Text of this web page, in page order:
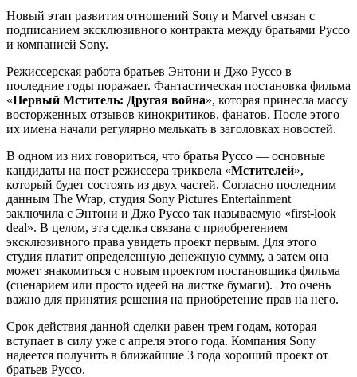
Новый этап развития отношений Sony и Marvel связан с
подписанием эксклюзивного контракта между братьями Руссо
и компанией Sony.
Режиссерская работа братьев Энтони и Джо Руссо в
последние годы поражает. Фантастическая постановка фильма
«Первый Мститель: Другая война», которая принесла массу
восторженных отзывов кинокритиков, фанатов. После этого
их имена начали регулярно мелькать в заголовках новостей.
В одном из них говориться, что братья Руссо — основные
кандидаты на пост режиссера триквела «Мстителей»,
который будет состоять из двух частей. Согласно последним
данным The Wrap, студия Sony Pictures Entertainment
заключила с Энтони и Джо Руссо так называемую «first-look
deal». В целом, эта сделка связана с приобретением
эксклюзивного права увидеть проект первым. Для этого
студия платит определенную денежную сумму, а затем она
может знакомиться с новым проектом постановщика фильма
(сценарием или просто идеей на листке бумаги). Это очень
важно для принятия решения на приобретение прав на него.
Срок действия данной сделки равен трем годам, которая
вступает в силу уже с апреля этого года. Компания Sony
надеется получить в ближайшие 3 года хороший проект от
братьев Руссо.